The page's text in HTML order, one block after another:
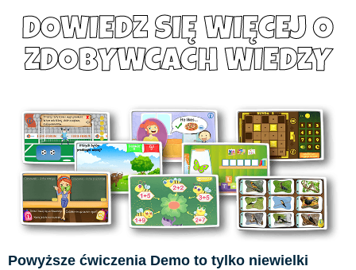
DOWIEDZ SIĘ WIĘCEJ O
ZDOBYWCACH WIEDZY
Powyższe ćwiczenia Demo to tylko niewielki